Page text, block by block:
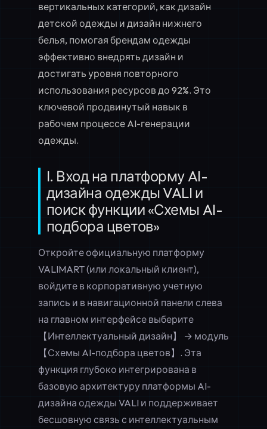
вертикальных категорий, как дизайн
детской одежды и дизайн нижнего
белья, помогая брендам одежды
эффективно внедрять дизайн и
достигать уровня повторного
использования ресурсов до 92%. Это
ключевой продвинутый навык в
рабочем процессе AI-генерации
одежды.
I. Вход на платформу AI-
дизайна одежды VALI и
поиск функции «Схемы AI-
подбора цветов»
Откройте официальную платформу
VALIMART (или локальный клиент),
войдите в корпоративную учетную
запись и в навигационной панели слева
на главном интерфейсе выберите
【Интеллектуальный дизайн】 → модуль
【Схемы AI-подбора цветов】. Эта
функция глубоко интегрирована в
базовую архитектуру платформы AI-
дизайна одежды VALI и поддерживает
бесшовную связь с интеллектуальным